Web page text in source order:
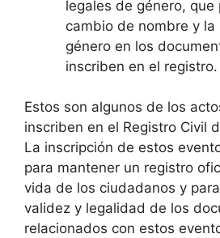
legales de género, que
cambio de nombre y la
género en los
inscriben en el registro.
Estos son algunos de los
inscriben en el Registro Civil
La inscripción de estos
para mantener un registro
vida de los ciudadanos y
validez y legalidad de los
relacionados con estos